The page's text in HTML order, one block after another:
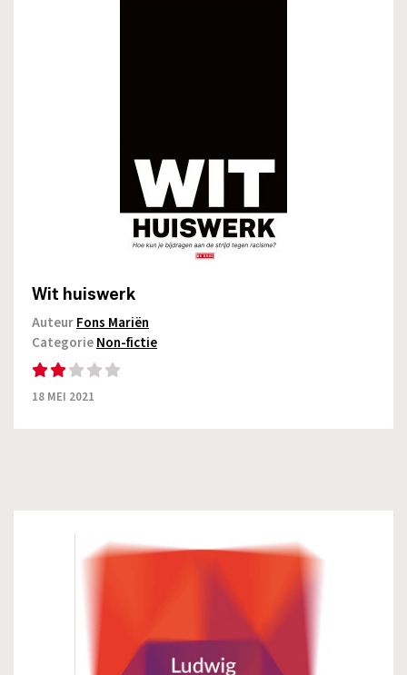
Wit huiswerk
AuteurFons Mariën
CategorieNon-fictie
18 MEI 2021